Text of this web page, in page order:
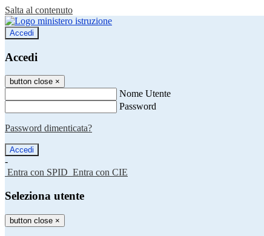
Salta al contenuto
Accedi
Accedi
button close ×
Nome Utente
Password
Password dimenticata?
-
Entra con SPID Entra con CIE
Seleziona utente
button close ×